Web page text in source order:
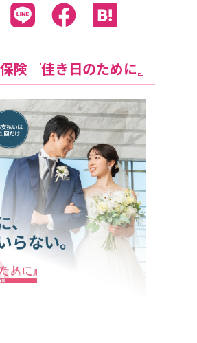
険『佳き日のために』